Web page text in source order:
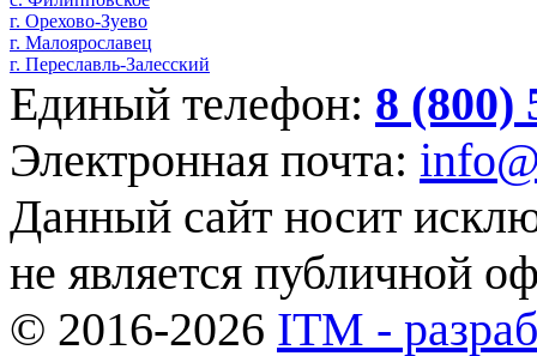
г. Орехово-Зуево
г. Малоярославец
г. Переславль-Залесский
Единый телефон: 8 (800)
Электронная почта:
Данный сайт носит
не является публичной
© 2016-2026 ITM -